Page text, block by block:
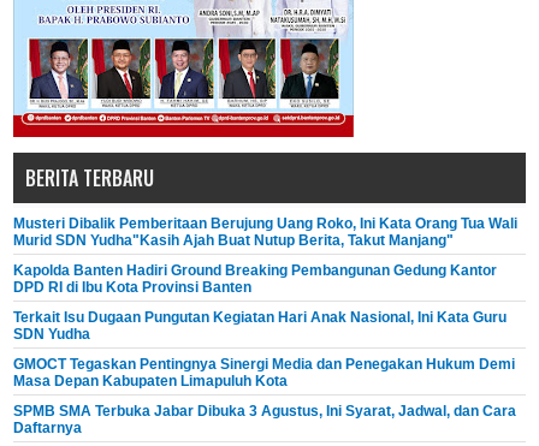
BERITA TERBARU
Musteri Dibalik Pemberitaan Berujung Uang Roko, Ini Kata Orang Tua Wali
Murid SDN Yudha"Kasih Ajah Buat Nutup Berita, Takut Manjang"
Kapolda Banten Hadiri Ground Breaking Pembangunan Gedung Kantor
DPD RI di Ibu Kota Provinsi Banten
Terkait Isu Dugaan Pungutan Kegiatan Hari Anak Nasional, Ini Kata Guru
SDN Yudha
GMOCT Tegaskan Pentingnya Sinergi Media dan Penegakan Hukum Demi
Masa Depan Kabupaten Limapuluh Kota
SPMB SMA Terbuka Jabar Dibuka 3 Agustus, Ini Syarat, Jadwal, dan Cara
Daftarnya